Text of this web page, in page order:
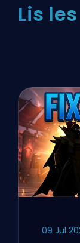
Lis
09 Jul